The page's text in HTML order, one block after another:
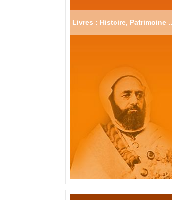
Livres : Histoire, Patrimoine